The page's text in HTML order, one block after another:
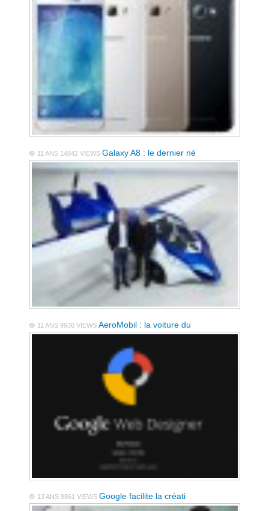
11 ANS 14842 VIEWSGalaxy A8 : le dernier né
11 ANS9936 VIEWSAeroMobil : la voiture du
13 ANS9861 VIEWSGoogle facilite la créati